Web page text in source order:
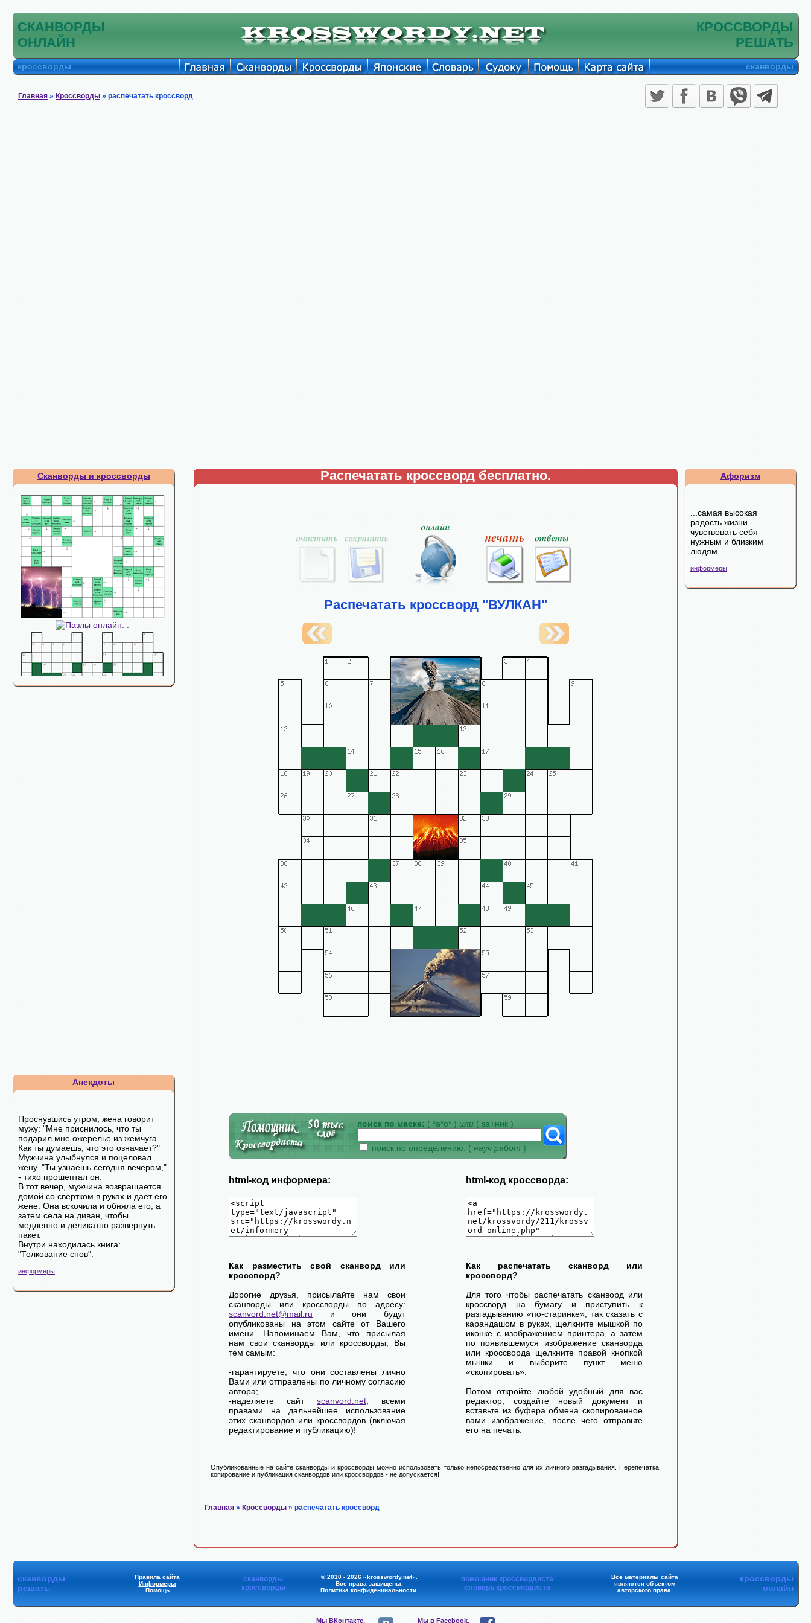
СКАНВОРДЫ
ОНЛАЙН
КРОССВОРДЫ
РЕШАТЬ
кроссворды сканворды
Главная » Кроссворды » распечатать кроссворд
Сканворды и кроссворды
Анекдоты
Проснувшись утром, жена говорит
мужу: "Мне приснилось, что ты
подарил мне ожерелье из жемчуга.
Как ты думаешь, что это означает?"
Мужчина улыбнулся и поцеловал
жену. "Ты узнаешь сегодня вечером,"
- тихо прошептал он.
В тот вечер, мужчина возвращается
домой со свертком в руках и дает его
жене. Она вскочила и обняла его, а
затем села на диван, чтобы
медленно и деликатно развернуть
пакет.
Внутри находилась книга:
"Толкование снов".
информеры
Распечатать кроссворд бесплатно.
Распечатать кроссворд "ВУЛКАН"
поиск по маске: ( *а*о* ) или ( за+ник )
поиск по определению: ( науч работ )
html-код информера: html-код кроссворда:
Как разместить свой сканворд или
кроссворд?
Дорогие друзья, присылайте нам свои
сканворды или кроссворды по адресу:
scanvord.net@mail.ru и они будут
опубликованы на этом сайте от Вашего
имени. Напоминаем Вам, что присылая
нам свои сканворды или кроссворды, Вы
тем самым:
-гарантируете, что они составлены лично
Вами или отправлены по личному согласию
автора;
-наделяете сайт scanvord.net , всеми
правами на дальнейшее использование
этих сканвордов или кроссвордов (включая
редактирование и публикацию)!
Как распечатать сканворд или
кроссворд?
Для того чтобы распечатать сканворд или
кроссворд на бумагу и приступить к
разгадыванию «по-старинке», так сказать с
карандашом в руках, щелкните мышкой по
иконке с изображением принтера, а затем
по появившемуся изображение сканворда
или кроссворда щелкните правой кнопкой
мышки и выберите пункт меню
«скопировать».
Потом откройте любой удобный для вас
редактор, создайте новый документ и
вставьте из буфера обмена скопированное
вами изображение, после чего отправьте
его на печать.
Опубликованные на сайте сканворды и кроссворды можно использовать только непосредственно для их личного разгадывания. Перепечатка,
копирование и публикация сканвордов или кроссвордов - не допускается!
Главная » Кроссворды » распечатать кроссворд
Афоризм
...самая высокая
радость жизни -
чувствовать себя
нужным и близким
людям.
информеры
сканворды
решать
Правила сайта
Информеры
Помощь
сканворды
кроссворды
© 2010 - 2026 «krosswordy.net».
Все права защищены.
Политика конфиденциальности.
помощник кроссвордиста
словарь кроссвордиста
Все материалы сайта
являются объектом
авторского права.
кроссворды
онлайн
Мы ВКонтакте, Мы в Facebook,